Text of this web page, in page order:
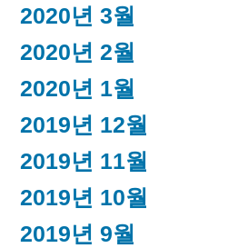
2020년 3월
2020년 2월
2020년 1월
2019년 12월
2019년 11월
2019년 10월
2019년 9월